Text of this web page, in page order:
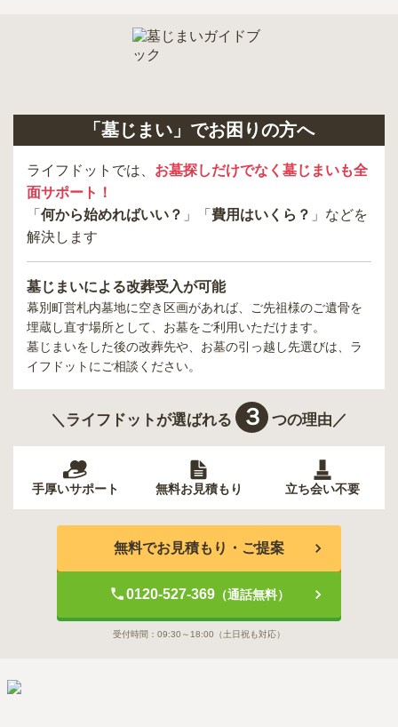
「墓じまい」でお困りの方へ
ライフドットでは、 お墓探しだけでなく墓じまいも全
面サポート！
「 何から始めればいい？ 」「 費用はいくら？ 」などを
解決します
墓じまいによる改葬受入が可能
幕別町営札内墓地に空き区画があれば、ご先祖様のご遺骨を
埋蔵し直す場所として、お墓をご利用いただけます。
墓じまいをした後の改葬先や、お墓の引っ越し先選びは、ラ
イフドットにご相談ください。
＼ライフドットが選ばれる ３ つの理由／
手厚いサポート 無料お見積もり 立ち会い不要
無料でお見積もり・ご提案
0120-527-369（通話無料）
受付時間： 09:30～18:00 （土日祝も対応）